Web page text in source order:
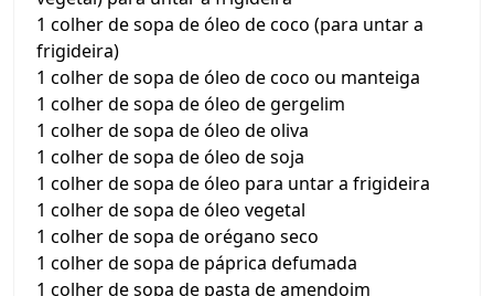
1 colher de sopa de óleo de coco (para untar a
frigideira)
1 colher de sopa de óleo de coco ou manteiga
1 colher de sopa de óleo de gergelim
1 colher de sopa de óleo de oliva
1 colher de sopa de óleo de soja
1 colher de sopa de óleo para untar a frigideira
1 colher de sopa de óleo vegetal
1 colher de sopa de orégano seco
1 colher de sopa de páprica defumada
1 colher de sopa de pasta de amendoim